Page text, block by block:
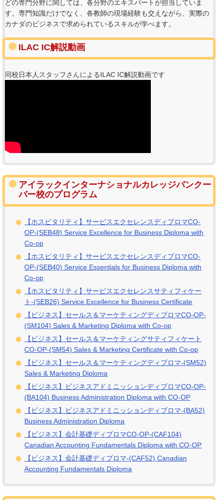
どの専門分野に関しては、各分野のエキスパートが担当していま
す。専門知識だけでなく、各教師の現場経験も交えながら、実際の
カナダのビジネスで求められているスキルが学べます。
ILAC IC解説動画
同校日本人スタッフさんによるILAC IC解説動画です
アイラックインターナショナルカレッジバンクー
バー校のプログラム
【ホスピタリティ】サービスエクセレンスディプロマCO-
OP-(SEB48) Service Excellence for Business Diploma with
Co-op
【ホスピタリティ】サービスエクセレンスディプロマCO-
OP-(SEB40) Service Essentials for Business Diploma with
Co-op
【ホスピタリティ】サービスエクセレンスサティフィケー
ト-(SEB26) Service Excellence for Business Certificate
【ビジネス】セールス＆マーケティングディプロマCO-OP-
(SM104) Sales & Marketing Diploma with Co-op
【ビジネス】セールス＆マーケティングサティフィケート
CO-OP-(SM54) Sales & Marketing Certificate with Co-op
【ビジネス】セールス＆マーケティングディプロマ-(SM52)
Sales & Marketing Diploma
【ビジネス】ビジネスアドミニッションディプロマCO-OP-
(BA104) Business Administration Diploma with CO-OP
【ビジネス】ビジネスアドミニッションディプロマ-(BA52)
Business Administration Diploma
【ビジネス】会計基礎ディプロマCO-OP-(CAF104)
Canadian Accounting Fundamentals Diploma with CO-OP
【ビジネス】会計基礎ディプロマ-(CAF52) Canadian
Accounting Fundamentals Diploma